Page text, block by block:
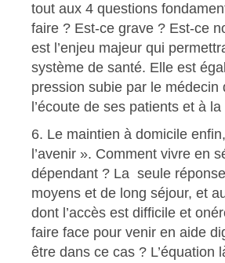
tout aux 4 questions
faire ? Est-ce grave ? Est-ce
est l’enjeu majeur qui
système de santé. Elle est
pression subie par le
l’écoute de ses patients et à
6. Le maintien à domicile
l’avenir ». Comment vivre en
dépendant ? La seule
moyens et de long séjour, et
dont l’accès est difficile et
faire face pour venir en aide
être dans ce cas ? L’équation